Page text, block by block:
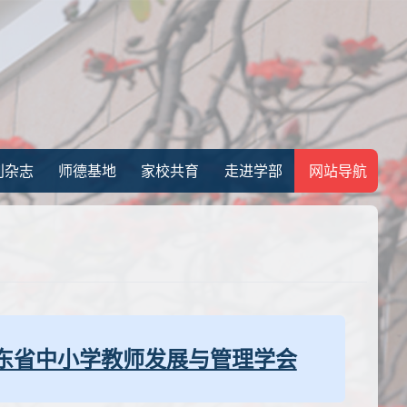
杂志 师德基地 家校共育 走进学部 网站导航
省中小学教师发展与管理学会